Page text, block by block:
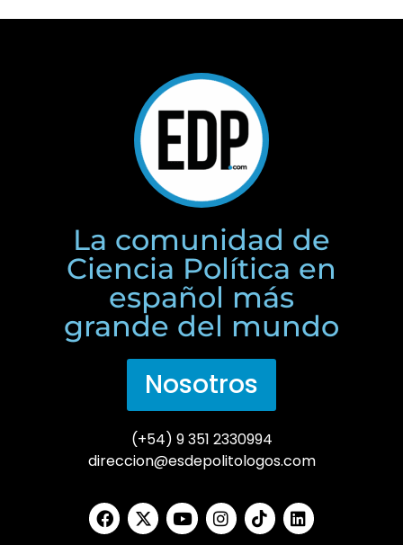
La comunidad de
Ciencia Política en
español más
grande del mundo
Nosotros
(+54) 9 351 2330994
direccion@esdepolitologos.com